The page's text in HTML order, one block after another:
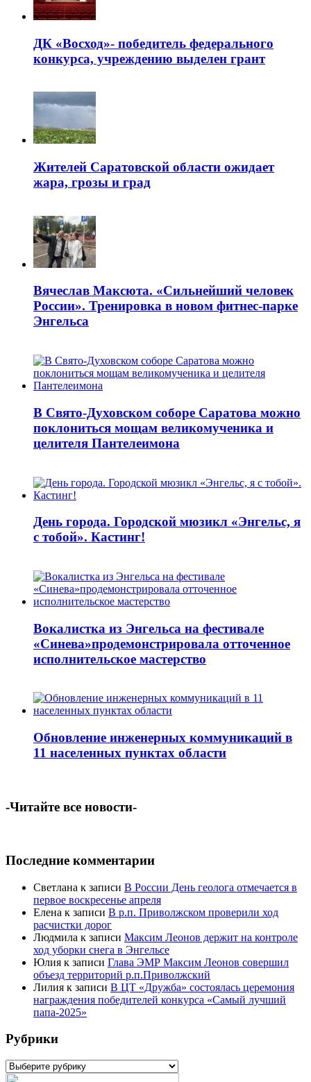
ДК «Восход»- победитель федерального
конкурса, учреждению выделен грант
Жителей Саратовской области ожидает
жара, грозы и град
Вячеслав Максюта. «Сильнейший человек
России». Тренировка в новом фитнес-парке
Энгельса
В Свято-Духовском соборе Саратова можно
поклониться мощам великомученика и
целителя Пантелеимона
День города. Городской мюзикл «Энгельс, я
с тобой». Кастинг!
Вокалистка из Энгельса на фестивале
«Синева»продемонстрировала отточенное
исполнительское мастерство
Обновление инженерных коммуникаций в
11 населенных пунктах области
-Читайте все новости-
Последние комментарии
Светлана к записи В России День геолога отмечается в
первое воскресенье апреля
Елена к записи В р.п. Приволжском проверили ход
расчистки дорог
Людмила к записи Максим Леонов держит на контроле
ход уборки снега в Энгельсе
Юлия к записи Глава ЭМР Максим Леонов совершил
объезд территорий р.п.Приволжский
Лилия к записи В ЦТ «Дружба» состоялась церемония
награждения победителей конкурса «Самый лучший
папа-2025»
Рубрики
Рубрики